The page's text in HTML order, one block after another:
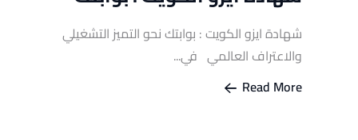
شهادة ايزو الكويت : بوابتك نحو التميز التشغيلي
والاعتراف العالمي في...
Read More